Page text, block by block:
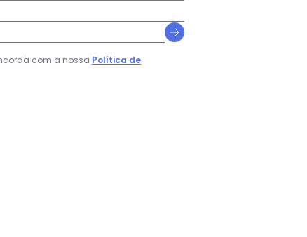
com a nossa Política de